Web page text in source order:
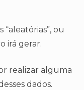
ou
irá gerar.
realizar alguma
dados.